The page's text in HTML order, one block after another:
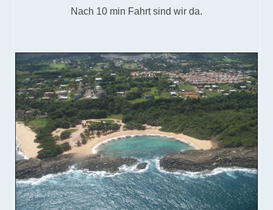
Nach 10 min Fahrt sind wir da.